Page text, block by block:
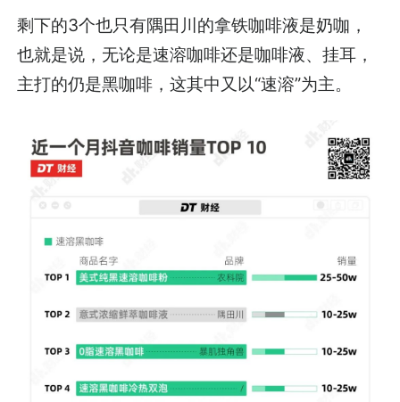
剩下的3个也只有隅田川的拿铁咖啡液是奶咖，
也就是说，无论是速溶咖啡还是咖啡液、挂耳，
主打的仍是黑咖啡，这其中又以“速溶”为主。